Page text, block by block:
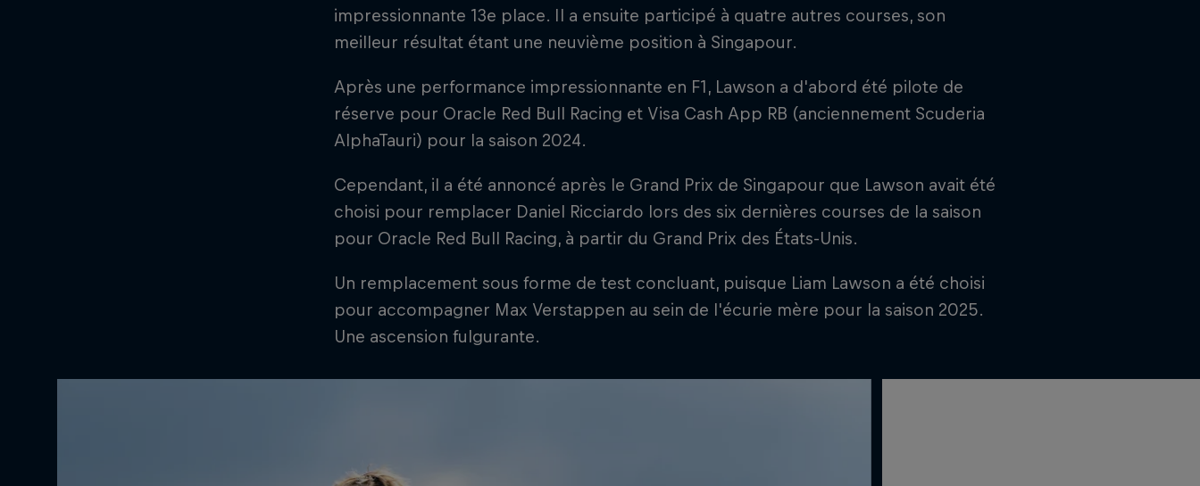
impressionnante 13e place. Il a ensuite participé à quatre autres courses, son
meilleur résultat étant une neuvième position à Singapour.
Après une performance impressionnante en F1, Lawson a d'abord été pilote de
réserve pour Oracle Red Bull Racing et Visa Cash App RB (anciennement Scuderia
AlphaTauri) pour la saison 2024.
Cependant, il a été annoncé après le Grand Prix de Singapour que Lawson avait été
choisi pour remplacer Daniel Ricciardo lors des six dernières courses de la saison
pour Oracle Red Bull Racing, à partir du Grand Prix des États-Unis.
Un remplacement sous forme de test concluant, puisque Liam Lawson a été choisi
pour accompagner Max Verstappen au sein de l'écurie mère pour la saison 2025.
Une ascension fulgurante.